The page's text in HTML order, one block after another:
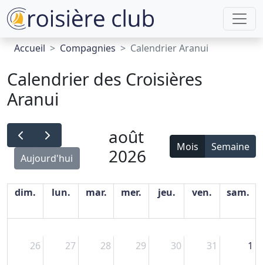
Accueil Compagnies Calendrier Aranui
Calendrier des Croisières
Aranui
Aujourd'hui
août
2026
Mois Semaine
dim. lun. mar. mer. jeu. ven. sam.
26 27 28 29 30 31 1